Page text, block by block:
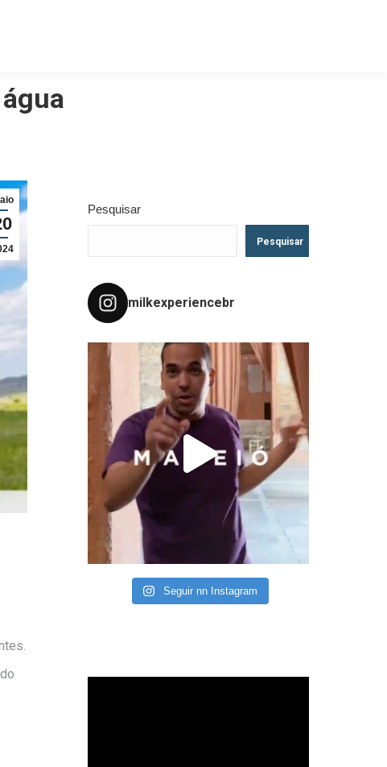
Pesquisar
Pesquisar
milkexperiencebr
Seguir nn Instagram